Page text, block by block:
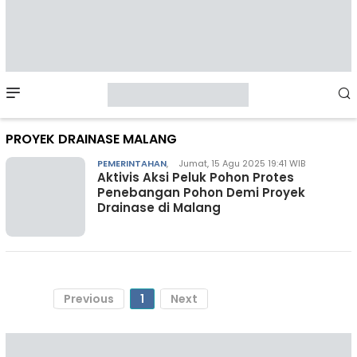
Menu
PROYEK DRAINASE MALANG
PEMERINTAHAN, Jumat, 15 Agu 2025 19:41 WIB
Aktivis Aksi Peluk Pohon Protes
Penebangan Pohon Demi Proyek
Drainase di Malang
Previous 1 Next